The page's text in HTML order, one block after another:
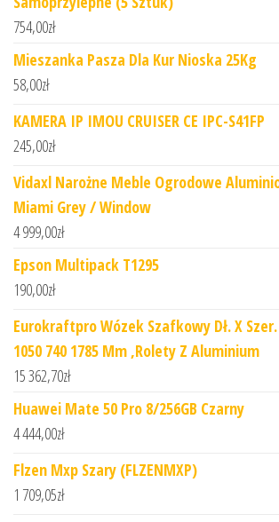
754,00zł
Mieszanka Pasza Dla Kur Nioska 25Kg
58,00zł
KAMERA IP IMOU CRUISER CE IPC-S41FP
245,00zł
Vidaxl Narożne Meble Ogrodowe
Miami Grey / Window
4 999,00zł
Epson Multipack T1295
190,00zł
Eurokraftpro Wózek Szafkowy Dł. X
1050 740 1785 Mm ,Rolety Z Aluminium
15 362,70zł
Huawei Mate 50 Pro 8/256GB Czarny
4 444,00zł
Flzen Mxp Szary (FLZENMXP)
1 709,05zł